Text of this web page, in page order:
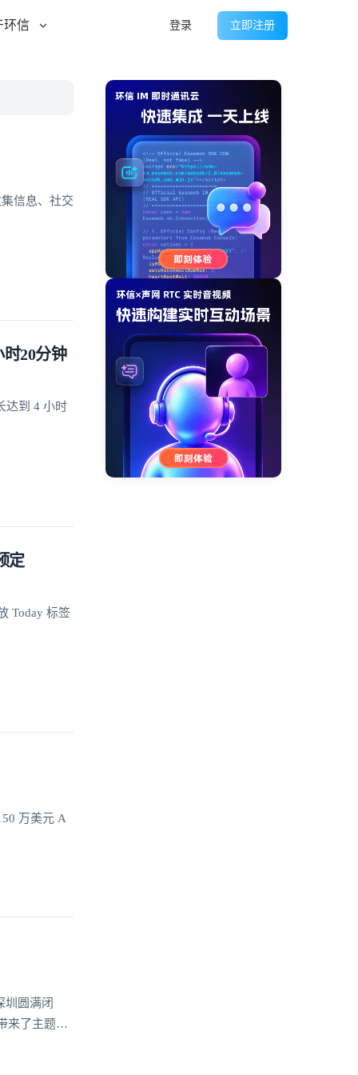
环信 登录 立即注册
信息、社交
20分钟
达到 4 小时
定
Today 标签
万美元 A
圳圆满闭
来了主题为